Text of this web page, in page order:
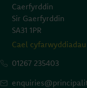
Caerfyrddin
Sir Gaerfyrddin
SA31 1PR
Cael cyfarwyddiadau
01267 235403